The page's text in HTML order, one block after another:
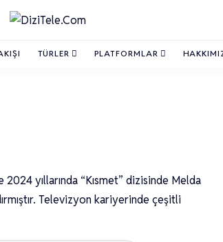
TÜRLER PLATFORMLAR
yıllarında “Kısmet” dizisinde Melda
Televizyon kariyerinde çeşitli